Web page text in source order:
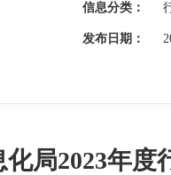
信息分类：
发布日期：
局2023年度